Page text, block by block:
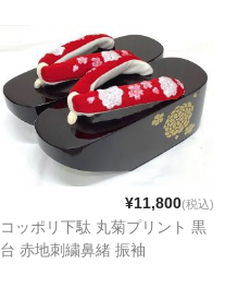
¥11,800(税込)
コッポリ下駄 丸菊プリント 黒
台 赤地刺繍鼻緒 振袖